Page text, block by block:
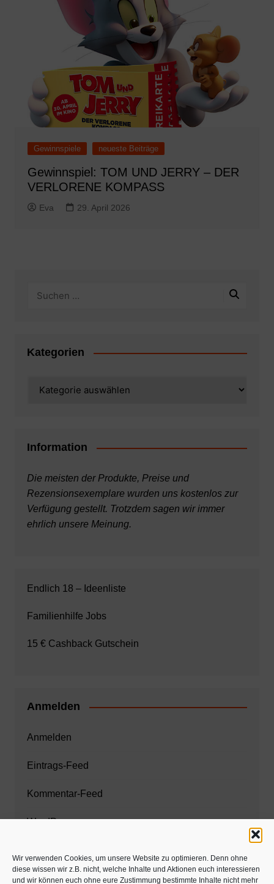
Wir verwenden Cookies, um unsere Website zu optimieren. Denn ohne
diese wissen wir z.B. nicht, welche Inhalte und Aktionen euch interessieren
und wir können euch ohne eure Zustimmung bestimmte Inhalte nicht mehr
Gewinnspiele neueste Beiträge
Gewinnspiel: TOM UND JERRY – DER
VERLORENE KOMPASS
Eva 29. April 2026
Kategorien
Information
Die meisten der Produkte, Preise und
Rezensionsexemplare wurden uns kostenlos zur
Verfügung gestellt. Trotzdem sagen wir immer
ehrlich unsere Meinung.
Endlich 18 – Ideenliste
Familienhilfe Jobs
15 € Cashback Gutschein
Anmelden
Anmelden
Eintrags-Feed
Kommentar-Feed
WordPress.org
Zahnarzt München